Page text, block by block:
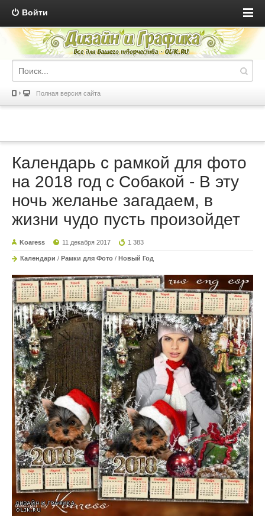
Войти
Полная версия сайта
Календарь с рамкой для фото
на 2018 год с Собакой - В эту
ночь желанье загадаем, в
жизни чудо пусть произойдет
Koaress 11 декабря 2017 1 383
Календари / Рамки для Фото / Новый Год